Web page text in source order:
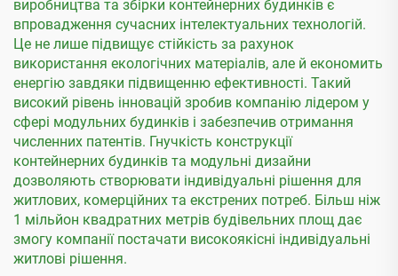
виробництва та збірки контейнерних будинків є
впровадження сучасних інтелектуальних технологій.
Це не лише підвищує стійкість за рахунок
використання екологічних матеріалів, але й економить
енергію завдяки підвищенню ефективності. Такий
високий рівень інновацій зробив компанію лідером у
сфері модульних будинків і забезпечив отримання
численних патентів. Гнучкість конструкції
контейнерних будинків та модульні дизайни
дозволяють створювати індивідуальні рішення для
житлових, комерційних та екстрених потреб. Більш ніж
1 мільйон квадратних метрів будівельних площ дає
змогу компанії постачати високоякісні індивідуальні
житлові рішення.